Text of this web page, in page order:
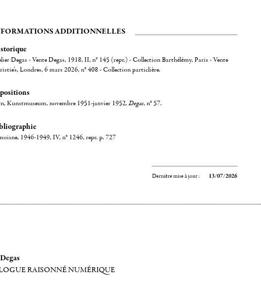
ADDITIONNELLES
Degas - Vente Degas, 1918, II, n° 145 (repr.) - Collection Barthélémy, Paris - Vente
Londres, 6 mars 2026, n° 408 - Collection particlière.
Kunstmuseum, novembre 1951-janvier 1952, Degas, n° 57.
1946-1949, IV, n° 1246, repr. p. 727
Dernière mise à jour : 13/07/2026
RAISONNÉ NUMÉRIQUE